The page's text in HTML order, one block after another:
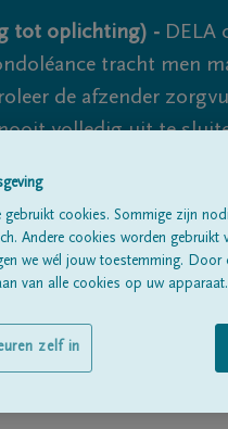
tot oplichting) - DELA
tracht men
de afzender
volledig uit te
gebruikt cookies. Sommige zijn
Andere cookies worden
we wél jouw toestemming.
van alle cookies op uw
zelf in